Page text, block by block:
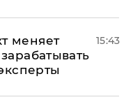
меняет
15:43